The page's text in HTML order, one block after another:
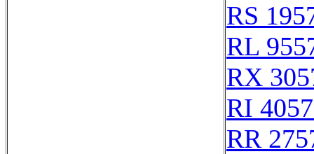
RS
RL
RX
RI
RR